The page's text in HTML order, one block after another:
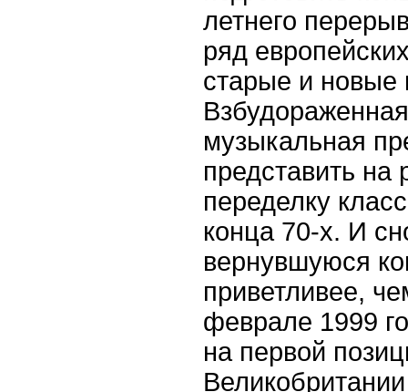
летнего
ряд
старые и новые
музыкальная
представить на
переделку
конца 70-х. И
вернувшуюся
приветливее,
феврале 1999
на первой